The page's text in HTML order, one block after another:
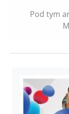
Pod tym